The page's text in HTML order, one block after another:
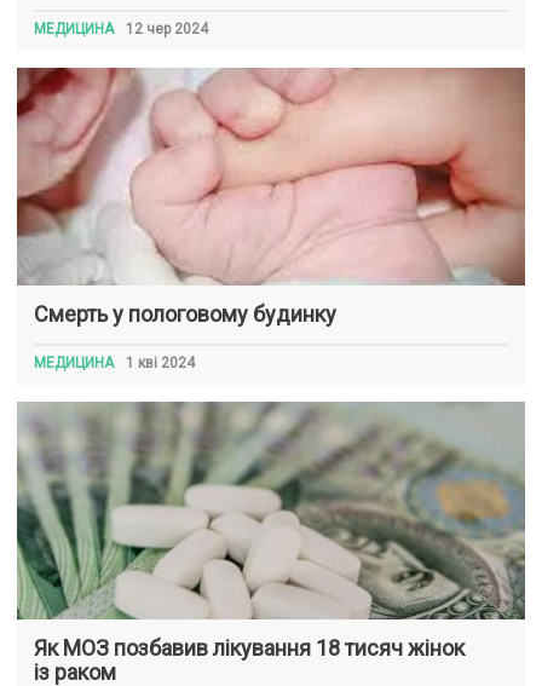
МЕДИЦИНА 12 чер 2024
Смерть у пологовому будинку
МЕДИЦИНА 1 кві 2024
Як МОЗ позбавив лікування 18 тисяч жінок
із раком